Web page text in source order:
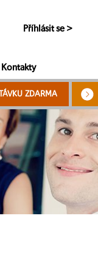
Příhlásit se >
Kontakty
ZDARMA